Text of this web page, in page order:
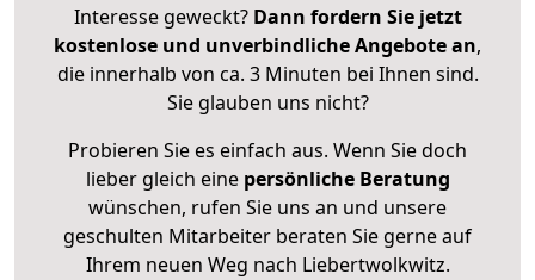
Interesse geweckt? Dann fordern Sie jetzt
kostenlose und unverbindliche Angebote an,
die innerhalb von ca. 3 Minuten bei Ihnen sind.
Sie glauben uns nicht?
Probieren Sie es einfach aus. Wenn Sie doch
lieber gleich eine persönliche Beratung
wünschen, rufen Sie uns an und unsere
geschulten Mitarbeiter beraten Sie gerne auf
Ihrem neuen Weg nach Liebertwolkwitz.